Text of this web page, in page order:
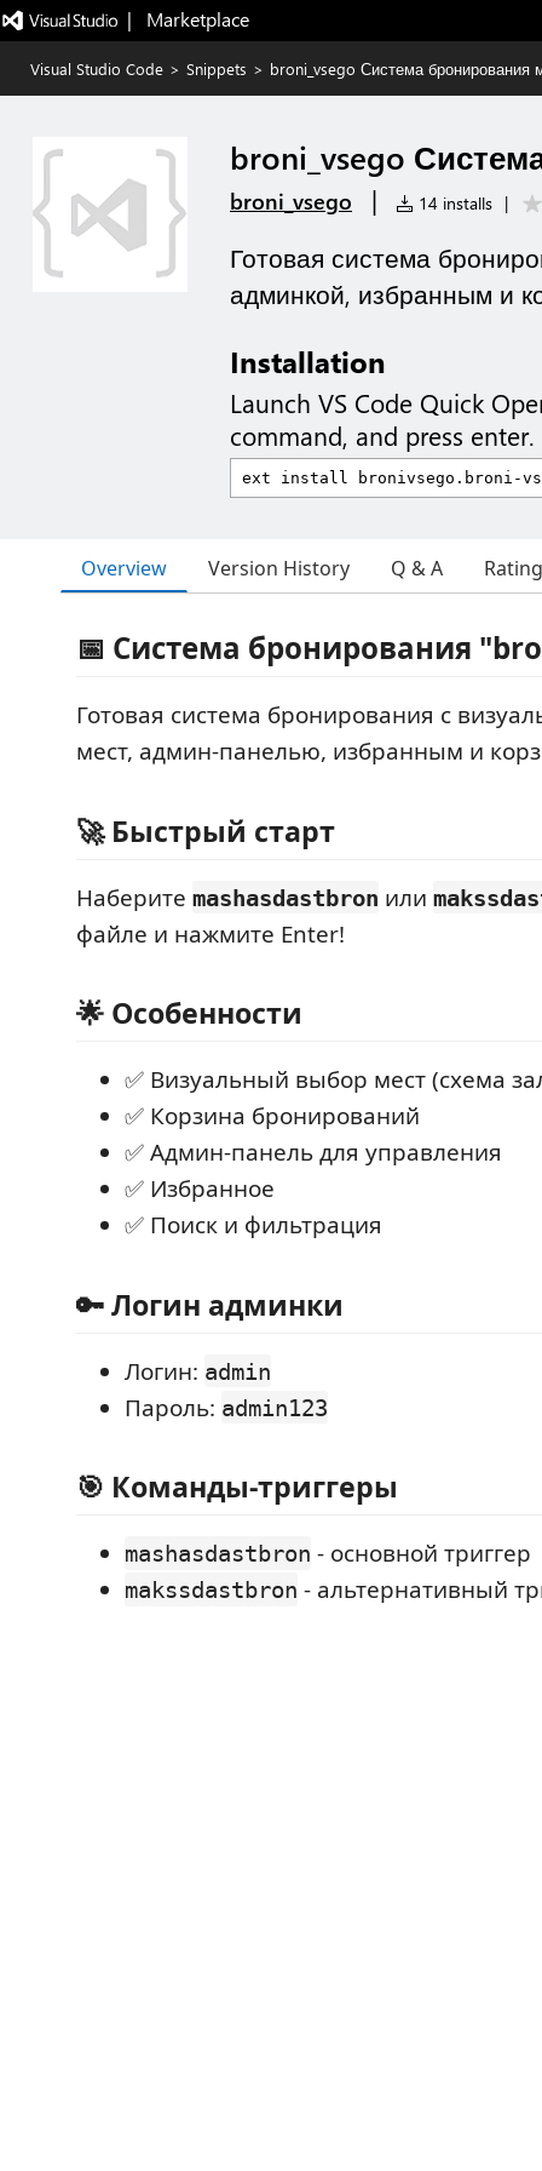
|   Marketplace
Visual Studio Code > Snippets > broni_vsego Система бронирования
broni_vsego
broni_vsego | 14 installs |
Готовая система
админкой, избранным и
Installation
Launch VS Code Quick
command, and press enter.
Overview Version History Q & A
📅 Система бронирования
Готовая система бронирования с
мест, админ-панелью, избранным и
🚀 Быстрый старт
Наберите mashasdastbron или
файле и нажмите Enter!
🌟 Особенности
✅ Визуальный выбор мест (схема
✅ Корзина бронирований
✅ Админ-панель для управления
✅ Избранное
✅ Поиск и фильтрация
🔑 Логин админки
Логин: admin
Пароль: admin123
🎯 Команды-триггеры
mashasdastbron - основной триггер
makssdastbron - альтернативный